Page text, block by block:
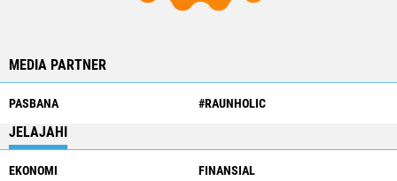
MEDIA PARTNER
PASBANA #RAUNHOLIC
JELAJAHI
EKONOMI
FINANSIAL